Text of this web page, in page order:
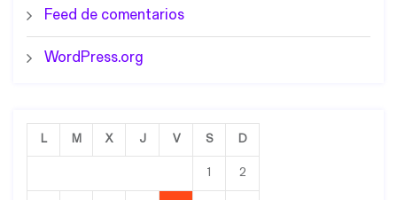
Feed de comentarios
WordPress.org
L M X J V S D
1 2